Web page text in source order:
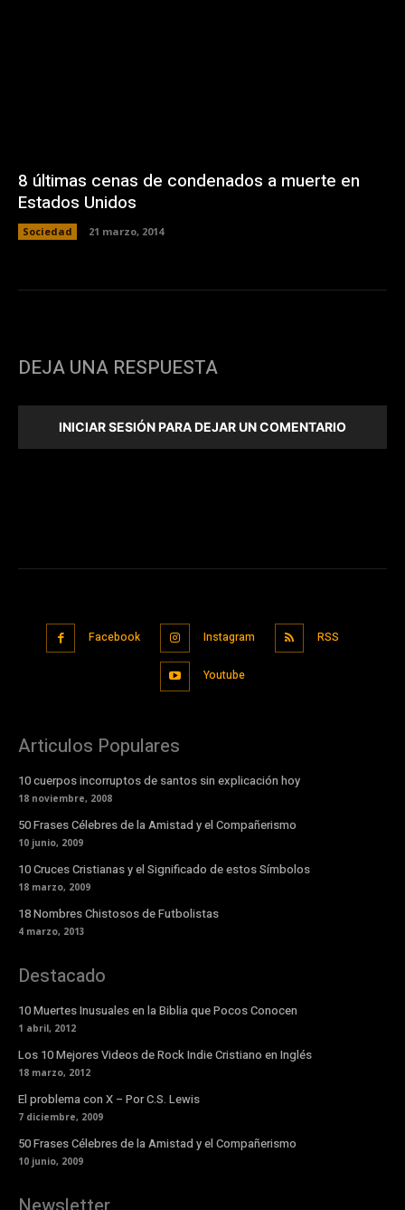
8 últimas cenas de condenados a muerte en
Estados Unidos
Sociedad 21 marzo, 2014
DEJA UNA RESPUESTA
INICIAR SESIÓN PARA DEJAR UN COMENTARIO
Facebook Instagram RSS
Youtube
Articulos Populares
10 cuerpos incorruptos de santos sin explicación hoy
18 noviembre, 2008
50 Frases Célebres de la Amistad y el Compañerismo
10 junio, 2009
10 Cruces Cristianas y el Significado de estos Símbolos
18 marzo, 2009
18 Nombres Chistosos de Futbolistas
4 marzo, 2013
Destacado
10 Muertes Inusuales en la Biblia que Pocos Conocen
1 abril, 2012
Los 10 Mejores Videos de Rock Indie Cristiano en Inglés
18 marzo, 2012
El problema con X – Por C.S. Lewis
7 diciembre, 2009
50 Frases Célebres de la Amistad y el Compañerismo
10 junio, 2009